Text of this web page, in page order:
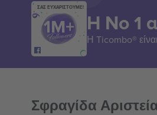
ΣΑΣ ΕΥΧΑΡΙΣΤΟΥΜΕ!
Η Νο 1
Η Ticombo®
Σφραγίδα